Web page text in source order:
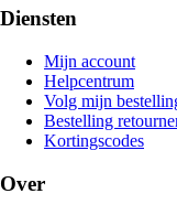
Diensten
Mijn account
Helpcentrum
Volg mijn
Bestelling
Kortingscodes
Over